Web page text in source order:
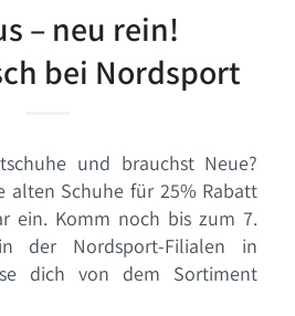
– neu rein!
bei Nordsport
und brauchst Neue?
alten Schuhe für 25% Rabatt
ein. Komm noch bis zum 7.
der Nordsport-Filialen in
dich von dem Sortiment